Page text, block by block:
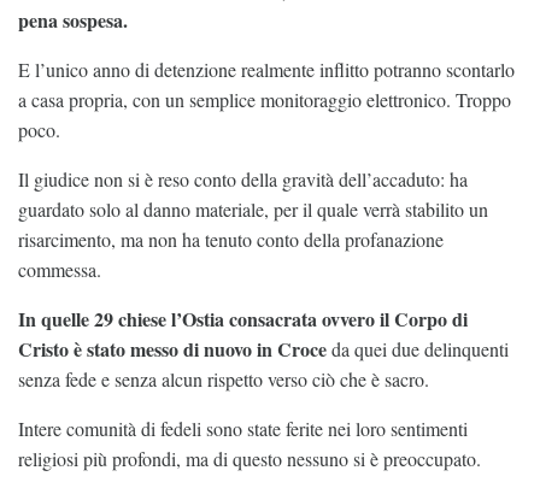
pena sospesa.
E l’unico anno di detenzione realmente inflitto potranno scontarlo
a casa propria, con un semplice monitoraggio elettronico. Troppo
poco.
Il giudice non si è reso conto della gravità dell’accaduto: ha
guardato solo al danno materiale, per il quale verrà stabilito un
risarcimento, ma non ha tenuto conto della profanazione
commessa.
In quelle 29 chiese l’Ostia consacrata ovvero il Corpo di
Cristo è stato messo di nuovo in Croceda quei due delinquenti
senza fede e senza alcun rispetto verso ciò che è sacro.
Intere comunità di fedeli sono state ferite nei loro sentimenti
religiosi più profondi, ma di questo nessuno si è preoccupato.